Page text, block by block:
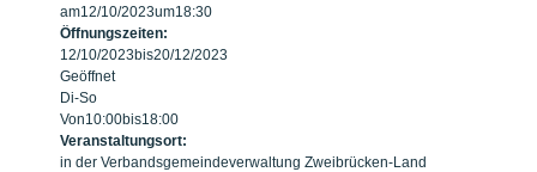
am12/10/2023um18:30
Öffnungszeiten:
12/10/2023bis20/12/2023
Geöffnet
Di-So
Von10:00bis18:00
Veranstaltungsort:
in der Verbandsgemeindeverwaltung Zweibrücken-Land